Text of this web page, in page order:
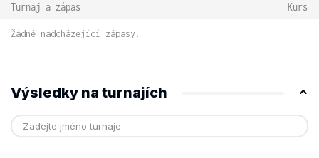
Turnaj a zápas Kurs
Žádné nadcházející zápasy.
Výsledky na turnajích